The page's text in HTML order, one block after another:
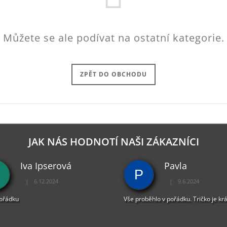
Můžete se ale podívat na ostatní kategorie.
ZPĚT DO OBCHODU
JAK NÁS HODNOTÍ NAŠI ZÁKAZNÍCI
Iva Ipserová
Hodnocení obchodu je 5 z 5 hvězdiček.
| 6.12.2024 P
Pavla
Hodnocení obchodu
| 9.6.2024
Vše proběhlo v pořádku. Tričko je